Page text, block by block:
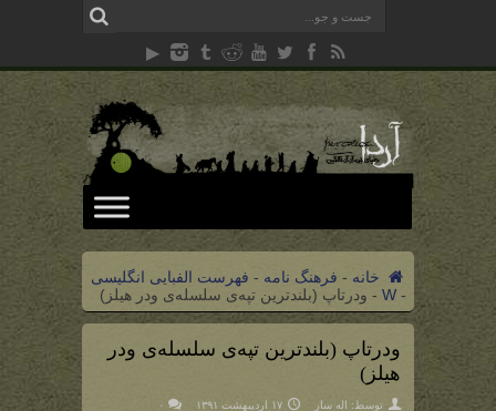
خانه - فرهنگ نامه - فهرست الفبایی انگلیسی
-
W
- ودرتاپ (بلندترین تپه‌ی سلسله‌ی ودر هیلز)
ودرتاپ (بلندترین تپه‌ی سلسله‌ی ودر
هیلز)
توسط: اله سار ۱۷ اردیبهشت ۱۳۹۱
۰